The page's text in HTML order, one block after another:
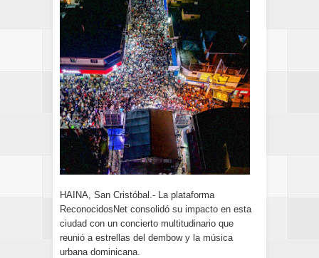
HAINA, San Cristóbal.- La plataforma
ReconocidosNet consolidó su impacto en esta
ciudad con un concierto multitudinario que
reunió a estrellas del dembow y la música
urbana dominicana.